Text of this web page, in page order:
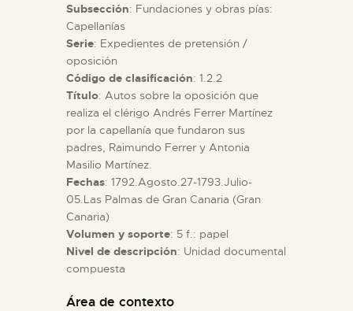
COLECCIONES
DIDÁCTICA
ESPAÑOL
Subsección: Fundaciones y obras pías:
Capellanías
Serie: Expedientes de pretensión /
oposición
Código de clasificación: 1.2.2
Título: Autos sobre la oposición que
realiza el clérigo Andrés Ferrer Martínez
por la capellanía que fundaron sus
padres, Raimundo Ferrer y Antonia
Masilio Martínez.
Fechas: 1792.Agosto.27-1793.Julio-
05.Las Palmas de Gran Canaria (Gran
Canaria)
Volumen y soporte: 5 f.: papel
Nivel de descripción: Unidad documental
compuesta
Área de contexto